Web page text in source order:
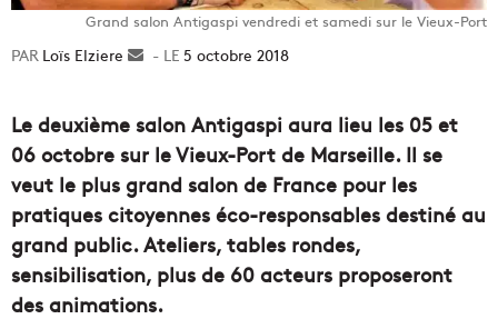
Grand salon Antigaspi vendredi et samedi sur le Vieux-Port
Loïs Elziere
Envoyer5 octobre 2018
Le deuxième salon Antigaspi aura lieu les 05 et
06 octobre sur le Vieux-Port de Marseille. Il se
veut le plus grand salon de France pour les
pratiques citoyennes éco-responsables destiné au
grand public. Ateliers, tables rondes,
sensibilisation, plus de 60 acteurs proposeront
des animations.